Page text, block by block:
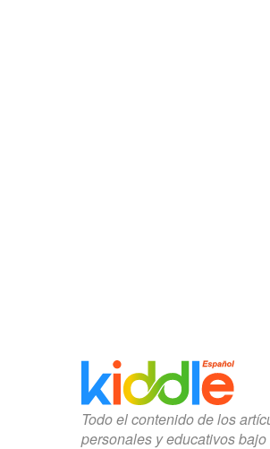
Todo el contenido de los
personales y educativos